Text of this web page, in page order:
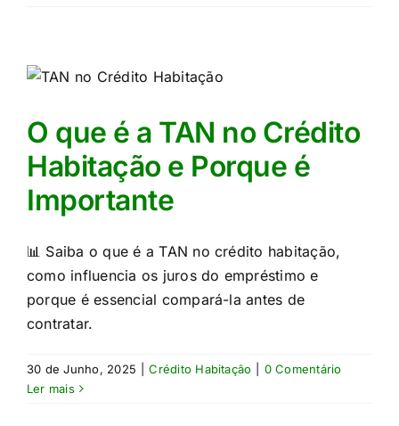
O que é a TAN no Crédito
Habitação e Porque é
Importante
📊 Saiba o que é a TAN no crédito habitação,
como influencia os juros do empréstimo e
porque é essencial compará-la antes de
contratar.
30 de Junho, 2025 Crédito Habitação
0 Comentário
Ler mais